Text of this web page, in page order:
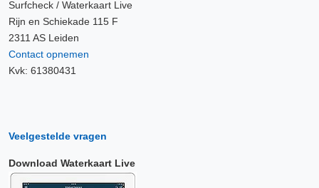
Surfcheck / Waterkaart Live
Rijn en Schiekade 115 F
2311 AS Leiden
Contact opnemen
Kvk: 61380431
Veelgestelde vragen
Download Waterkaart Live